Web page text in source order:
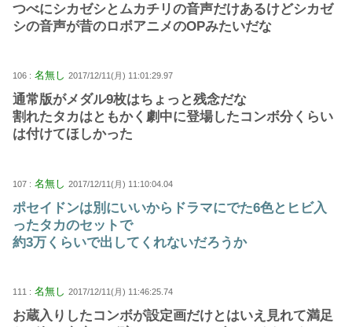
つべにシカゼシとムカチリの音声だけあるけどシカゼ
シの音声が昔のロボアニメのOPみたいだな
106 : 名無し 2017/12/11(月) 11:01:29.97
通常版がメダル9枚はちょっと残念だな
割れたタカはともかく劇中に登場したコンボ分くらい
は付けてほしかった
107 : 名無し 2017/12/11(月) 11:10:04.04
ポセイドンは別にいいからドラマにでた6色とヒビ入
ったタカのセットで
約3万くらいで出してくれないだろうか
111 : 名無し 2017/12/11(月) 11:46:25.74
お蔵入りしたコンボが設定画だけとはいえ見れて満足